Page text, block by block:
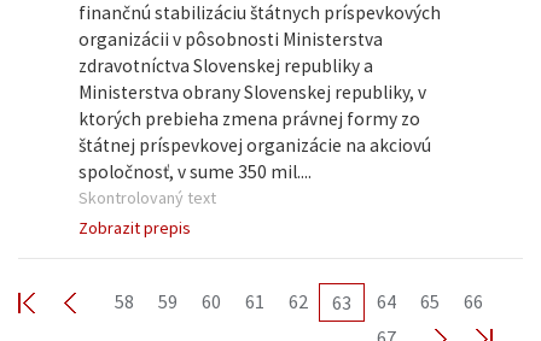
finančnú stabilizáciu štátnych príspevkových
organizácii v pôsobnosti Ministerstva
zdravotníctva Slovenskej republiky a
Ministerstva obrany Slovenskej republiky, v
ktorých prebieha zmena právnej formy zo
štátnej príspevkovej organizácie na akciovú
spoločnosť, v sume 350 mil....
Skontrolovaný text
Zobrazit prepis
58 59 60 61 62 63 64 65
66